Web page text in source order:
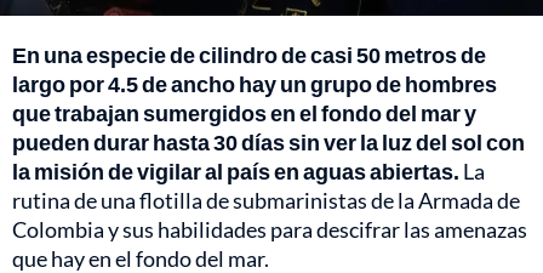
En una especie de cilindro de casi 50 metros de
largo por 4.5 de ancho hay un grupo de hombres
que trabajan sumergidos en el fondo del mar y
pueden durar hasta 30 días sin ver la luz del sol con
la misión de vigilar al país en aguas abiertas. La
rutina de una flotilla de submarinistas de la Armada de
Colombia y sus habilidades para descifrar las amenazas
que hay en el fondo del mar.